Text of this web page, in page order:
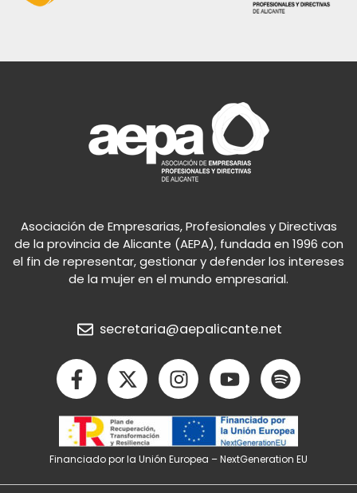
Asociación de Empresarias, Profesionales y Directivas
de la provincia de Alicante (AEPA), fundada en 1996 con
el fin de representar, gestionar y defender los intereses
de la mujer en el mundo empresarial.
secretaria@aepalicante.net
F
a
c
e
b
o
X
-
t
w
i
t
I
n
s
t
a
g
Y
o
u
t
u
b
S
p
o
t
i
f
Financiado por la Unión Europea – NextGeneration EU